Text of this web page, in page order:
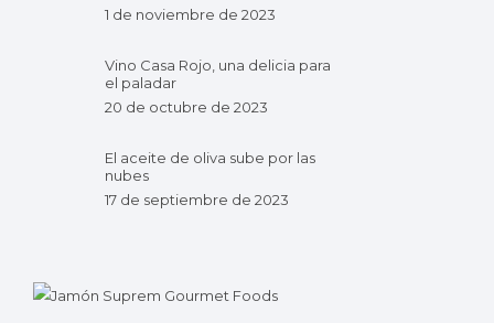
1 de noviembre de 2023
Vino Casa Rojo, una delicia para
el paladar
20 de octubre de 2023
El aceite de oliva sube por las
nubes
17 de septiembre de 2023